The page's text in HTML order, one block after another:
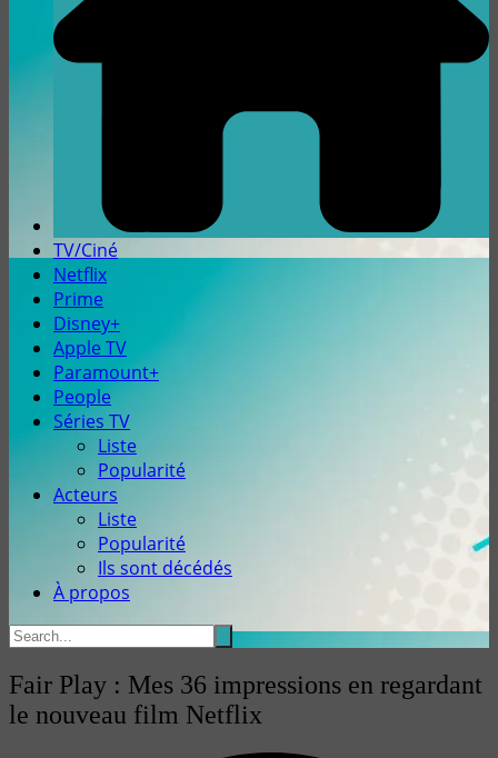
TV/Ciné
Netflix
Prime
Disney+
Apple TV
Paramount+
People
Séries TV
Liste
Popularité
Acteurs
Liste
Popularité
Ils sont décédés
À propos
Fair Play : Mes 36 impressions en regardant
le nouveau film Netflix